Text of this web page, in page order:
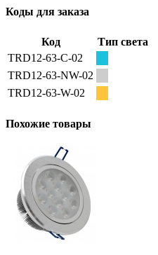
Коды для заказа
Код Тип света
TRD12-63-C-02
TRD12-63-NW-02
TRD12-63-W-02
Похожие товары